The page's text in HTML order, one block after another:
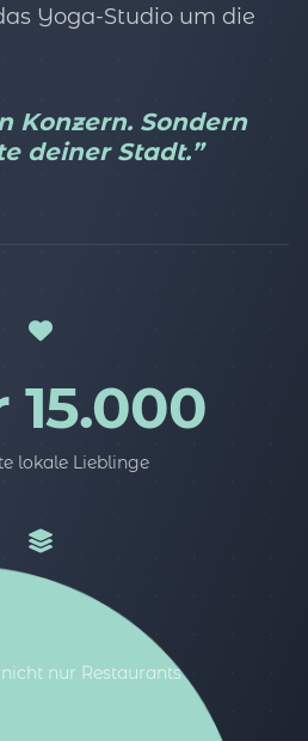
Yoga-Studio um die
Konzern. Sondern
deiner Stadt.”
15.000
lokale Lieblinge
nur Restaurants